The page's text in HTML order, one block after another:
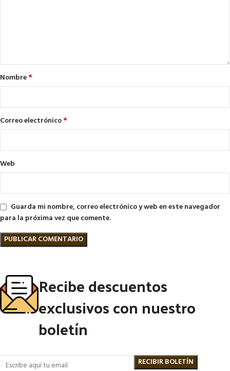
Nombre*
Correo electrónico*
Web
Guarda mi nombre, correo electrónico y web en este navegador
para la próxima vez que comente.
Recibe descuentos
exclusivos con nuestro
boletín